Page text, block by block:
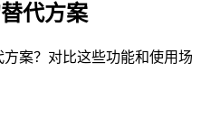
代方案
案？对比这些功能和使用场